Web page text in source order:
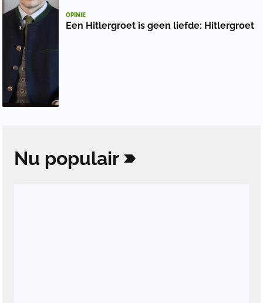
OPINIE
Een Hitlergroet is geen liefde: Hitlergroet
Nu populair